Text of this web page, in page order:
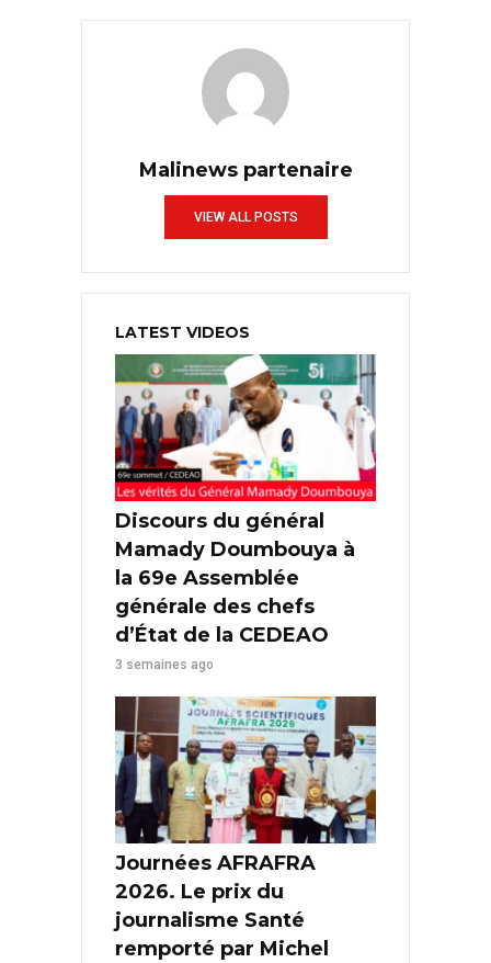
Malinews partenaire
VIEW ALL POSTS
LATEST VIDEOS
Discours du général
Mamady Doumbouya à
la 69e Assemblée
générale des chefs
d’État de la CEDEAO
3 semaines ago
Journées AFRAFRA
2026. Le prix du
journalisme Santé
remporté par Michel